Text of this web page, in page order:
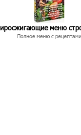
меню
Полное меню с рецептами